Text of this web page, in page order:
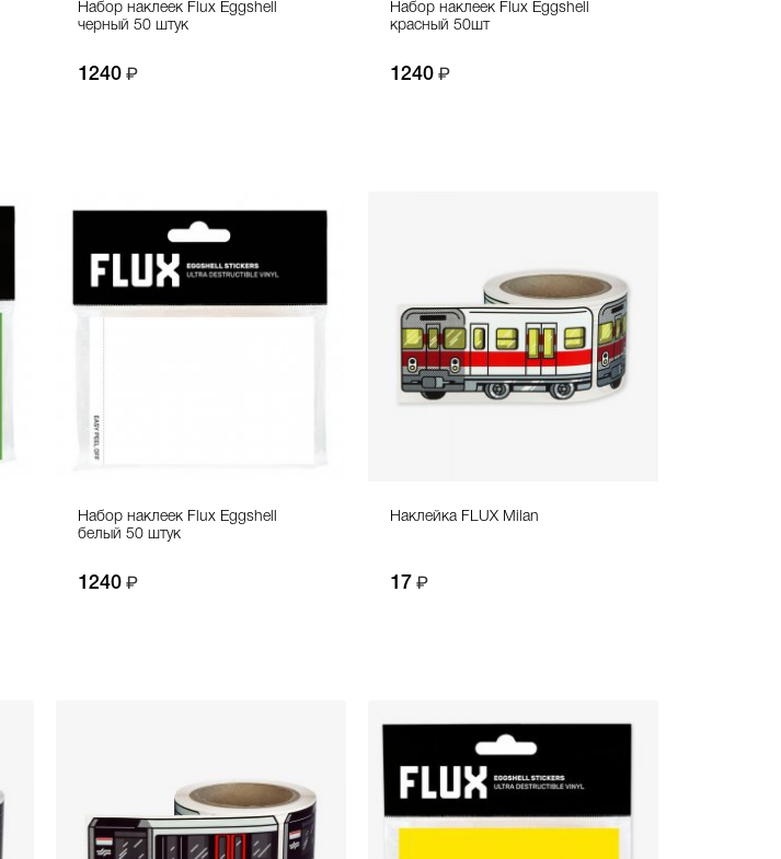
Набор наклеек Flux Eggshell
черный 50 штук
1240
Набор наклеек Flux Eggshell
красный 50шт
1240
Набор наклеек Flux Eggshell
белый 50 штук
1240
Наклейка FLUX Milan
17